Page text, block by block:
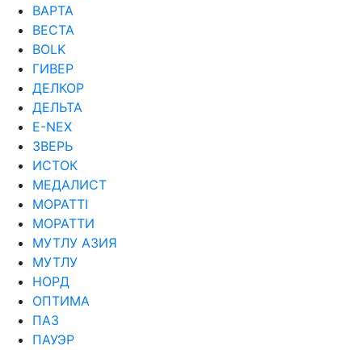
ВАРТА
ВЕСТА
ВОLK
ГИВЕР
ДЕЛКОР
ДЕЛЬТА
Е-NEX
ЗВЕРЬ
ИСТОК
МЕДАЛИСТ
МОРАТТI
МОРАТТИ
МУТЛУ АЗИЯ
МУТЛУ
НОРД
ОПТИМА
ПАЗ
ПАУЭР